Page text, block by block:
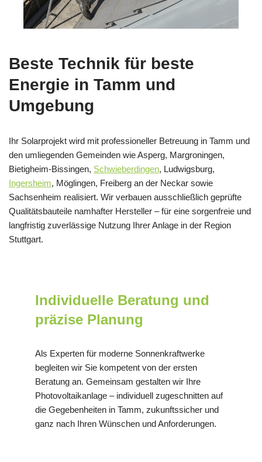
Beste Technik für beste
Energie in Tamm und
Umgebung
Ihr Solarprojekt wird mit professioneller Betreuung in Tamm und
den umliegenden Gemeinden wie Asperg, Margroningen,
Bietigheim-Bissingen, Schwieberdingen, Ludwigsburg,
Ingersheim, Möglingen, Freiberg an der Neckar sowie
Sachsenheim realisiert. Wir verbauen ausschließlich geprüfte
Qualitätsbauteile namhafter Hersteller – für eine sorgenfreie und
langfristig zuverlässige Nutzung Ihrer Anlage in der Region
Stuttgart.
Individuelle Beratung und
präzise Planung
Als Experten für moderne Sonnenkraftwerke
begleiten wir Sie kompetent von der ersten
Beratung an. Gemeinsam gestalten wir Ihre
Photovoltaikanlage – individuell zugeschnitten auf
die Gegebenheiten in Tamm, zukunftssicher und
ganz nach Ihren Wünschen und Anforderungen.